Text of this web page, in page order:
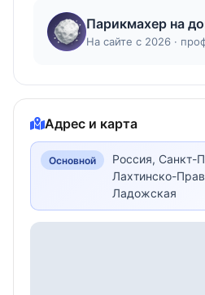
Парикмахер на
На сайте с 2026 ·
Адрес и карта
Основной
Россия, Санкт-
Лахтинско-
Ладожская